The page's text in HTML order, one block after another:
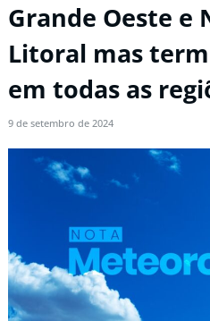
Grande Oeste e
Litoral mas
em todas as
9 de setembro de 2024